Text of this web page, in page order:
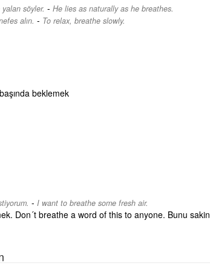
söyler. - He lies as naturally as he breathes.
alın. - To relax, breathe slowly.
beklemek
- I want to breathe some fresh air.
Don´t breathe a word of this to anyone. Bunu sakin